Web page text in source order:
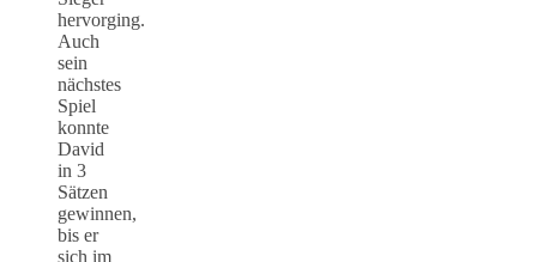
hervorging.
Auch
sein
nächstes
Spiel
konnte
David
in 3
Sätzen
gewinnen,
bis er
sich im